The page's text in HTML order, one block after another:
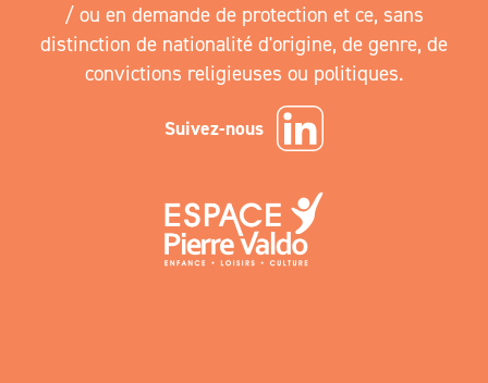
/ ou en demande de protection et ce, sans
distinction de nationalité d'origine, de genre, de
convictions religieuses ou politiques.
Suivez-nous